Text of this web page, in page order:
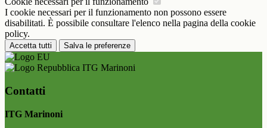
I cookie necessari per il funzionamento non possono essere
disabilitati. È possibile consultare l'elenco nella pagina della cookie
policy.
Accetta tutti Salva le preferenze
ITG Marinoni
Contatti
ITG Marinoni